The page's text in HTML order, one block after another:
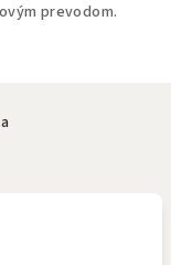
prevodom.